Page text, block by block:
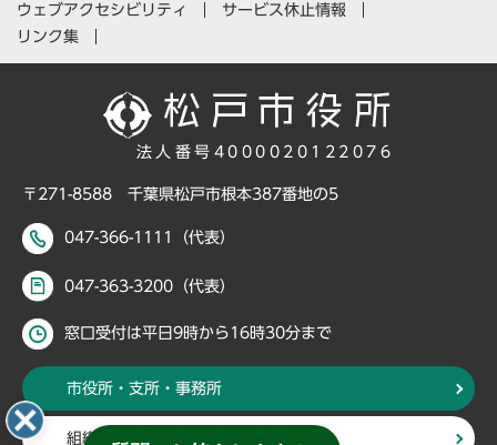
ウェブアクセシビリティ
サービス休止情報
リンク集
法人番号4000020122076
〒271-8588 千葉県松戸市根本387番地の5
047-366-1111（代表）
047-363-3200（代表）
窓口受付は平日9時から16時30分まで
市役所・支所・事務所
組織・部署から探す